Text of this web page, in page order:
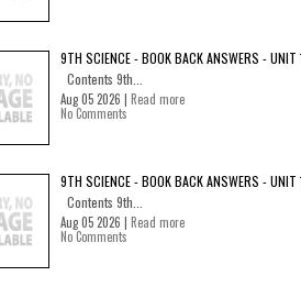
9TH SCIENCE - BOOK BACK ANSWERS - UNIT
Contents 9th...
Aug 05 2026 | Read more
No Comments
9TH SCIENCE - BOOK BACK ANSWERS - UNIT
Contents 9th...
Aug 05 2026 | Read more
No Comments